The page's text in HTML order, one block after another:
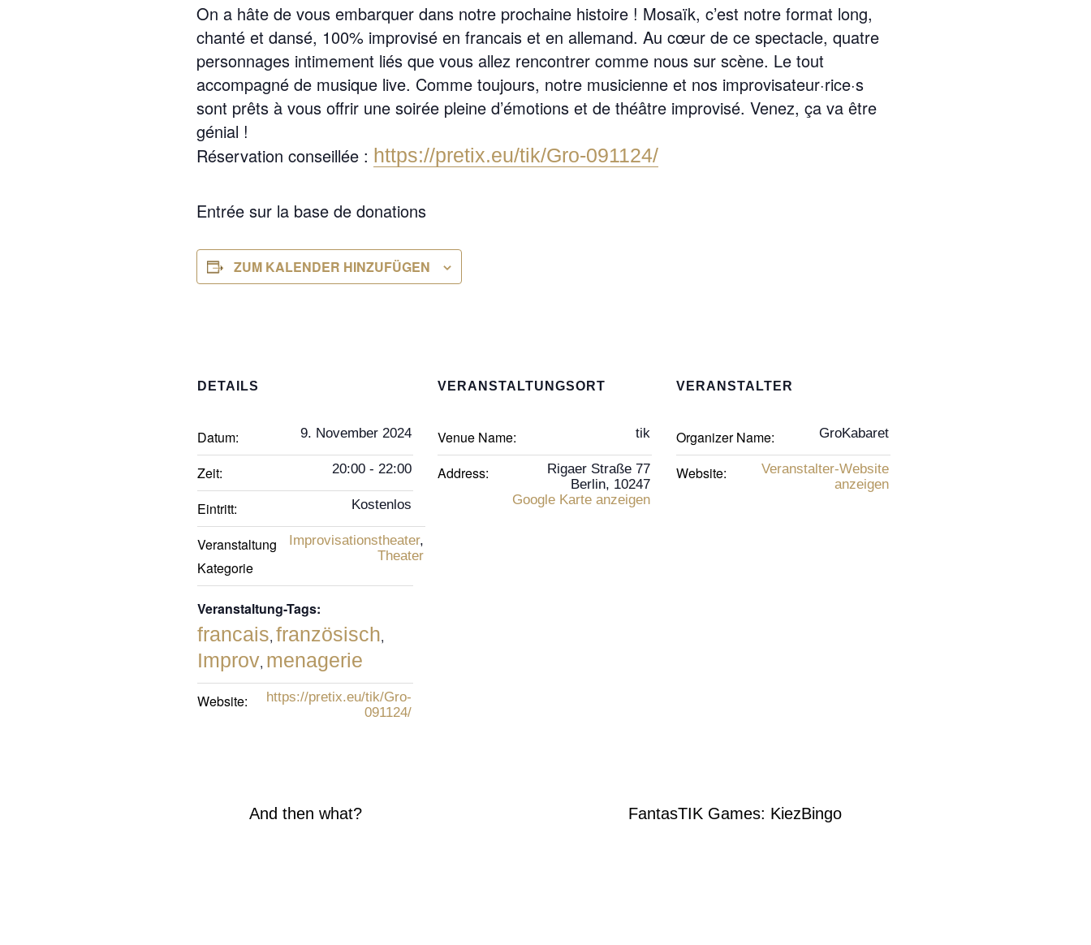
On a hâte de vous embarquer dans notre prochaine histoire ! Mosaïk, c’est notre format long,
chanté et dansé, 100% improvisé en francais et en allemand. Au cœur de ce spectacle, quatre
personnages intimement liés que vous allez rencontrer comme nous sur scène. Le tout
accompagné de musique live. Comme toujours, notre musicienne et nos improvisateur·rice·s
sont prêts à vous offrir une soirée pleine d’émotions et de théâtre improvisé. Venez, ça va être
génial !
Réservation conseillée : https://pretix.eu/tik/Gro-091124/
Entrée sur la base de donations
ZUM KALENDER HINZUFÜGEN
DETAILS
Datum: 9. November 2024
Zeit: 20:00 - 22:00
Eintritt: Kostenlos
Veranstaltung
Kategorie
Improvisationstheater,
Theater
Veranstaltung-Tags:
francais, französisch,
Improv, menagerie
Website:
https://pretix.eu/tik/Gro-
091124/
VERANSTALTUNGSORT
Venue Name: tik
Address:
Rigaer Straße 77
Berlin, 10247
Google Karte anzeigen
VERANSTALTER
Organizer Name: GroKabaret
Website:
Veranstalter-Website
anzeigen
And then what? FantasTIK Games: KiezBingo